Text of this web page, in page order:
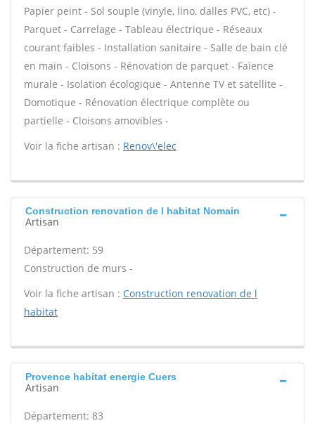
Papier peint - Sol souple (vinyle, lino, dalles PVC, etc) -
Parquet - Carrelage - Tableau électrique - Réseaux
courant faibles - Installation sanitaire - Salle de bain clé
en main - Cloisons - Rénovation de parquet - Faïence
murale - Isolation écologique - Antenne TV et satellite -
Domotique - Rénovation électrique complète ou
partielle - Cloisons amovibles -
Voir la fiche artisan : Renov\'elec
Construction renovation de l habitat Nomain
Artisan
Département: 59
Construction de murs -
Voir la fiche artisan : Construction renovation de l
habitat
Provence habitat energie Cuers
Artisan
Département: 83